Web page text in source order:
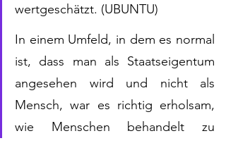
wertgeschätzt. (UBUNTU)
In einem Umfeld, in dem es normal
ist, dass man als Staatseigentum
angesehen wird und nicht als
Mensch, war es richtig erholsam,
wie Menschen behandelt zu